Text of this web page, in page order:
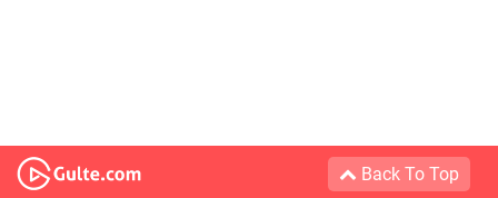
Back To Top